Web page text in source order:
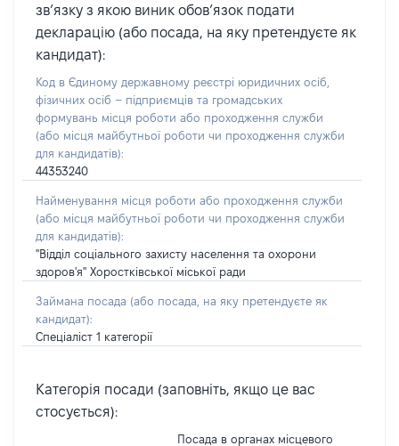
зв’язку з якою виник обов’язок подати
декларацію (або посада, на яку претендуєте як
кандидат):
Код в Єдиному державному реєстрі юридичних осіб,
фізичних осіб – підприємців та громадських
формувань місця роботи або проходження служби
(або місця майбутньої роботи чи проходження служби
для кандидатів):
44353240
Найменування місця роботи або проходження служби
(або місця майбутньої роботи чи проходження служби
для кандидатів):
"Відділ соціального захисту населення та охорони
здоров'я" Хоростківської міської ради
Займана посада (або посада, на яку претендуєте як
кандидат):
Спеціаліст 1 категорії
Категорія посади (заповніть, якщо це вас
стосується):
Посада в органах місцевого